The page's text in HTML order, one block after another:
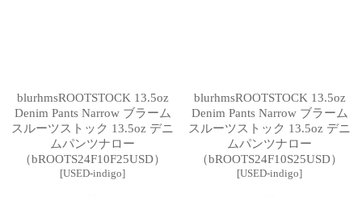
blurhmsROOTSTOCK 13.5oz
Denim Pants Narrow ブラーム
スルーツストック 13.5oz デニ
ムパンツナロー
（bROOTS24F10F25USD）
[USED-indigo]
blurhmsROOTSTOCK 13.5oz
Denim Pants Narrow ブラーム
スルーツストック 13.5oz デニ
ムパンツナロー
（bROOTS24F10S25USD）
[USED-indigo]